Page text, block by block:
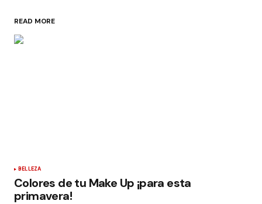
READ MORE
BELLEZA
Colores de tu Make Up ¡para esta
primavera!